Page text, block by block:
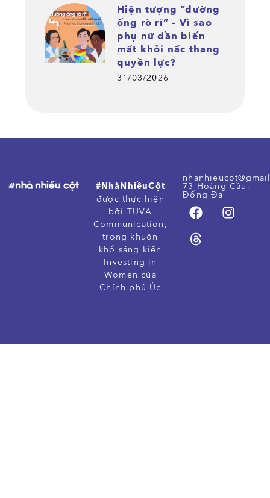
Hiện tượng “đường
ống rò rỉ” – Vì sao
phụ nữ dần biến
mất khỏi nấc thang
quyền lực?
31/03/2026
#NhàNhiềuCột
được thực hiện
bởi TUVA
Communication,
trong khuôn
khổ sáng kiến
Investing in
Women của
Chính phủ Úc
73 Hoàng Cầu,
Đống Đa